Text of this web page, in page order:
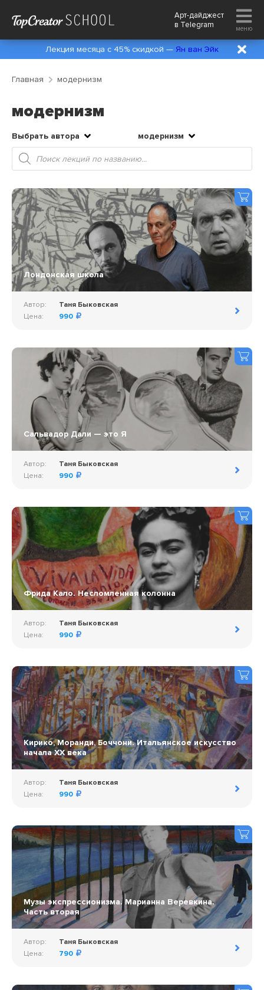
Арт-дайджест
в Telegram меню
Лекция месяца с 45% скидкой — Ян ван Эйк
Главная модернизм
модернизм
Выбрать автора
модернизм
Поиск
товаров
Лондонская школа
Автор:
Таня Быковская
Цена:
990
Сальвадор Дали — это Я
Автор:
Таня Быковская
Цена:
990
Фрида Кало. Несломленная колонна
Автор:
Таня Быковская
Цена:
990
Кирико, Моранди, Боччони. Итальянское искусство
начала ХХ века
Автор:
Таня Быковская
Цена:
990
Музы экспрессионизма. Марианна Веревкина.
Часть вторая
Автор:
Таня Быковская
Цена:
790